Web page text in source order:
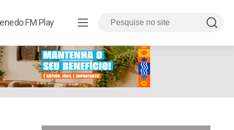
FM Play